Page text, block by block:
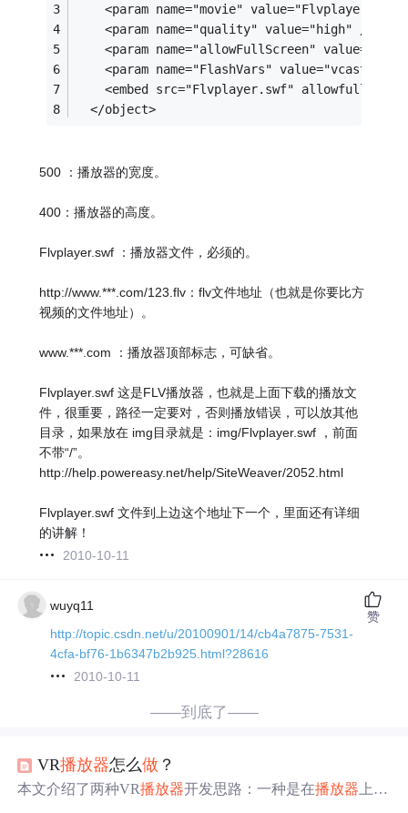
<param name="movie"
    <param name="quality" value="high" />
<param name="allowFullScreen"
<param name="FlashVars"
<embed src="Flvplayer.swf"
  </object>
500 ：播放器的宽度。
400：播放器的高度。
Flvplayer.swf ：播放器文件，必须的。
http://www.***.com/123.flv：flv文件地址（也就是你要比方
视频的文件地址）。
www.***.com ：播放器顶部标志，可缺省。
Flvplayer.swf 这是FLV播放器，也就是上面下载的播放文
件，很重要，路径一定要对，否则播放错误，可以放其他
目录，如果放在 img目录就是：img/Flvplayer.swf ，前面
不带“/”。
http://help.powereasy.net/help/SiteWeaver/2052.html
Flvplayer.swf 文件到上边这个地址下一个，里面还有详细
的讲解！
2010-10-11
wuyq11
http://topic.csdn.net/u/20100901/14/cb4a7875-7531-
4cfa-bf76-1b6347b2b925.html?28616
2010-10-11
赞
——到底了——
VR播放器怎么做 ？
本文介绍了两种VR播放器开发思路：一种是在播放器上进